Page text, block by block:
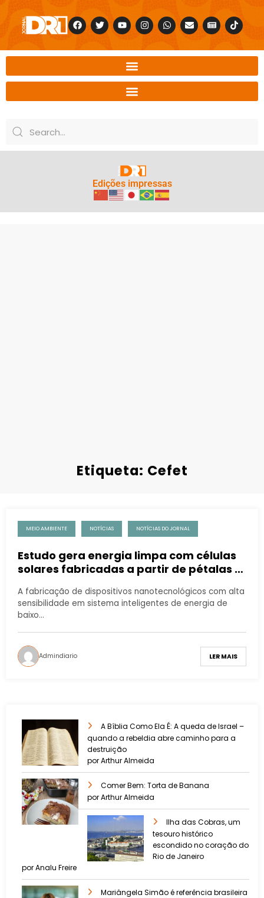
Edições impressas
Etiqueta: Cefet
MEIO AMBIENTE NOTÍCIAS NOTÍCIAS DO JORNAL
Estudo gera energia limpa com células
solares fabricadas a partir de pétalas e
A fabricação de dispositivos nanotecnológicos com alta
sensibilidade em sistema inteligentes de energia de
baixo…
Admindiario LER MAIS
A Bíblia Como Ela É: A queda de Israel –
quando a rebeldia abre caminho para a
destruição
por Arthur Almeida
Comer Bem: Torta de Banana
por Arthur Almeida
Ilha das Cobras, um
tesouro histórico
escondido no coração do
Rio de Janeiro
por Analu Freire
Mariângela Simão é referência brasileira